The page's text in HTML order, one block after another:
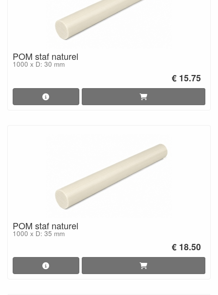
POM staf naturel
1000 x D: 30 mm
€ 15.75
POM staf naturel
1000 x D: 35 mm
€ 18.50